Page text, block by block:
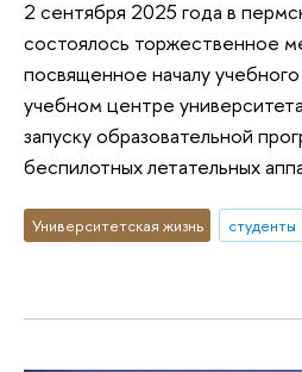
2 сентября 2025 года в
состоялось торжественное
посвященное началу
учебном центре
запуску образовательной
беспилотных летательных
Университетская жизнь студенты